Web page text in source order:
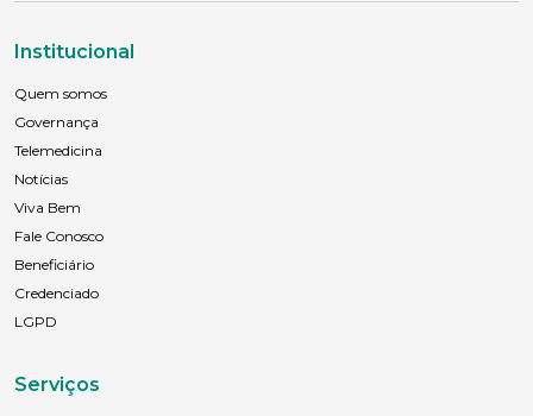
Institucional
Quem somos
Governança
Telemedicina
Notícias
Viva Bem
Fale Conosco
Beneficiário
Credenciado
LGPD
Serviços